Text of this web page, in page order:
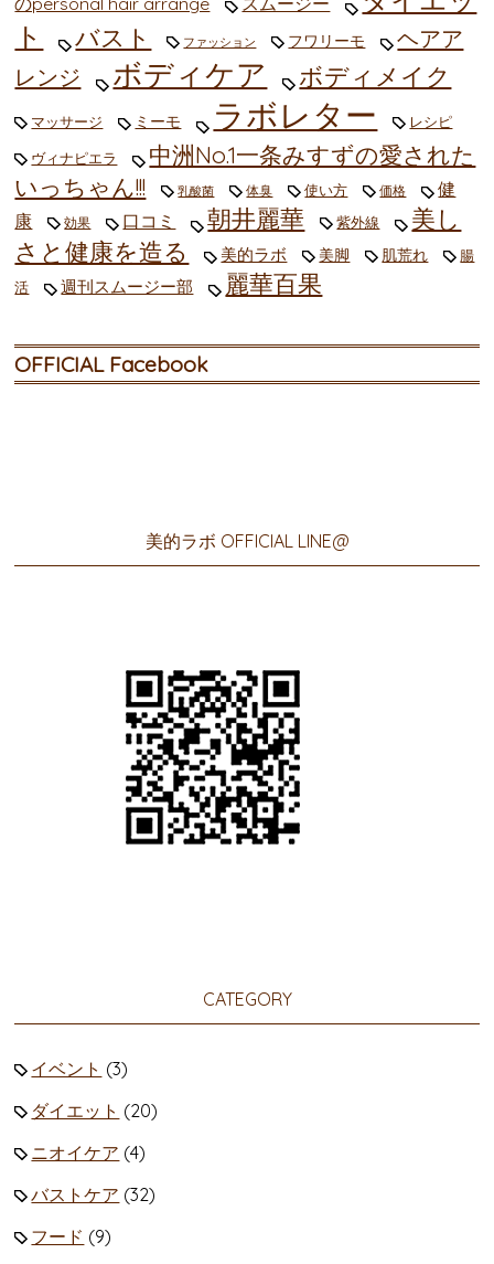
ト
バスト ファッション フワリーモ
ヘアア
レンジ
ボディケア ボディメイク
マッサージ ミーモ ラボレター レシピ
ヴィナピエラ
中洲No.1一条みすずの愛された
いっちゃん!!!
乳酸菌 体臭 使い方 価格
健
康
効果 口コミ 朝井麗華 紫外線
美し
さと健康を造る
美的ラボ 美脚 肌荒れ
腸
活
週刊スムージー部 麗華百果
OFFICIAL Facebook
美的ラボ OFFICIAL LINE@
CATEGORY
イベント (3)
ダイエット (20)
ニオイケア (4)
バストケア (32)
フード (9)